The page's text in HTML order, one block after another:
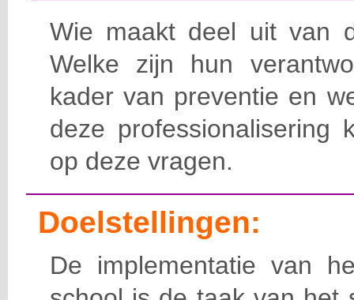
Wie maakt deel uit van
Welke zijn hun
kader van preventie en
deze professionalisering
op deze vragen.
Doelstellingen:
De implementatie van